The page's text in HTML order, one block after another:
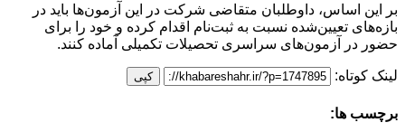
بر این اساس، داوطلبان متقاضی شرکت در این آزمون‌ها باید در
بازه‌های تعیین‌شده نسبت به ثبت‌نام اقدام کرده و خود را برای
حضور در آزمون‌های سراسری تحصیلات تکمیلی آماده کنند.
لینک کوتاه: کپی
برچسب ها: